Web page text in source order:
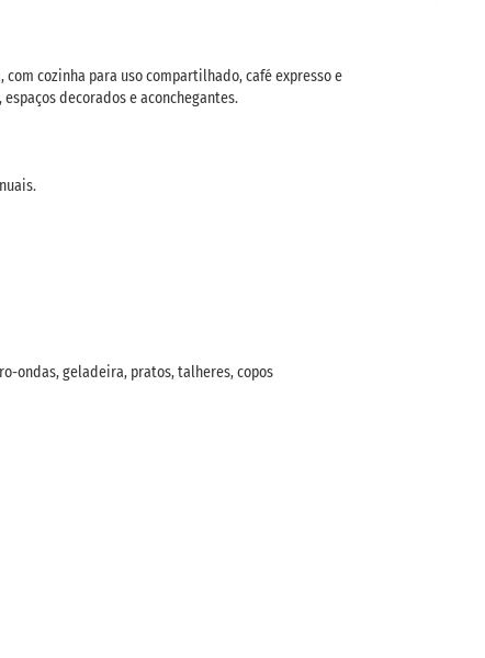
cozinha para uso compartilhado, café expresso e
decorados e aconchegantes.
ondas, geladeira, pratos, talheres, copos